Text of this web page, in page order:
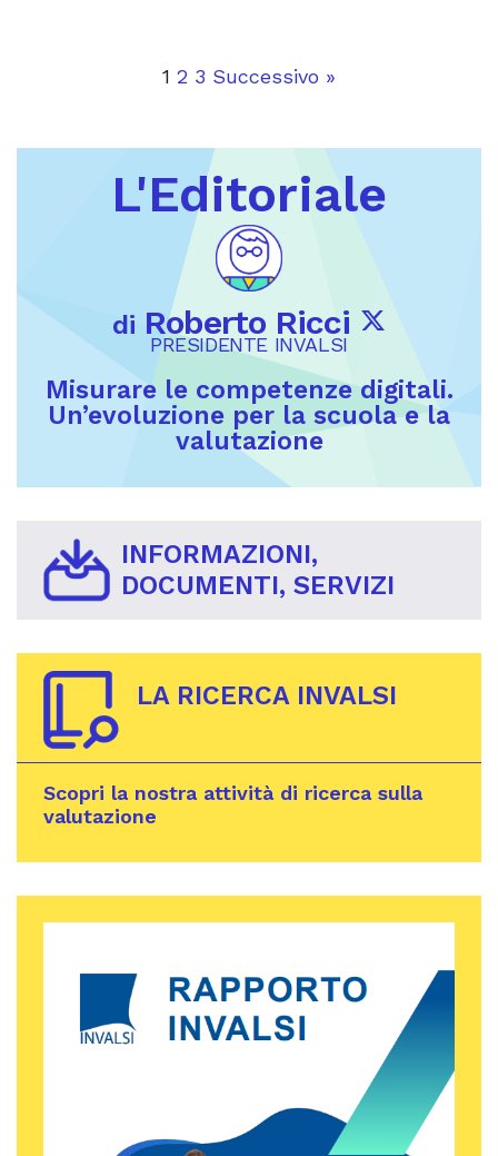
1 2 3 Successivo »
L'Editoriale
di Roberto Ricci
PRESIDENTE INVALSI
Misurare le competenze digitali.
Un’evoluzione per la scuola e la
valutazione
INFORMAZIONI,
DOCUMENTI, SERVIZI
LA RICERCA INVALSI
Scopri la nostra attività di ricerca sulla
valutazione